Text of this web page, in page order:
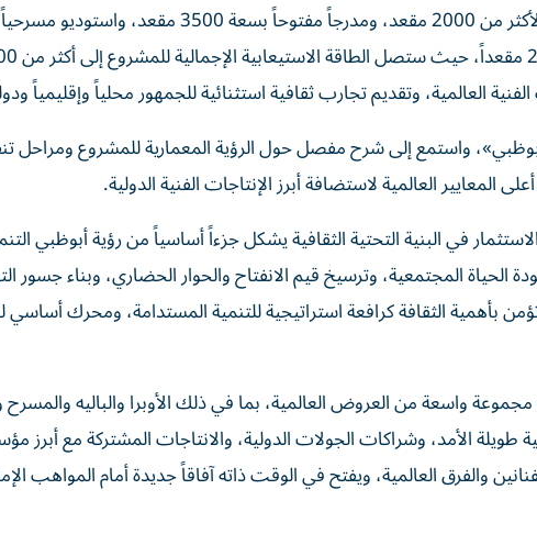
ويضم المشروع قاعة رئيسية متعددة الأغراض تتسع لأكثر من 2000 مقعد، ومدرجاً مفتوحاً بسعة 3500
العالمية، وتقديم تجارب ثقافية استثنائية للجمهور محلياً وإقليمياً
واستمع إلى شرح مفصل حول الرؤية المعمارية للمشروع ومراحل
العالمية لاستضافة أبرز الإنتاجات الفنية الدولية.
في البنية التحتية الثقافية يشكل جزءاً أساسياً من رؤية أبوظبي
الحياة المجتمعية، وترسيخ قيم الانفتاح والحوار الحضاري، وبناء جسور
الثقافة كرافعة استراتيجية للتنمية المستدامة، ومحرك أساسي
واسعة من العروض العالمية، بما في ذلك الأوبرا والباليه
طويلة الأمد، وشراكات الجولات الدولية، والانتاجات المشتركة مع أبرز
والفرق العالمية، ويفتح في الوقت ذاته آفاقاً جديدة أمام المواهب